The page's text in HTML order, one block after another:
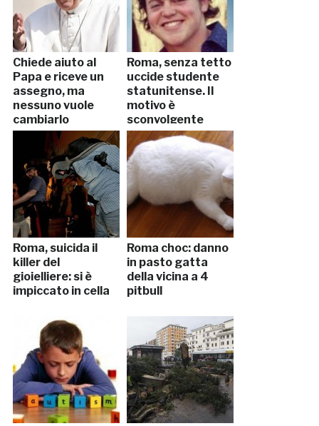
Chiede aiuto al
Papa e riceve un
assegno, ma
nessuno vuole
cambiarlo
Roma, senza tetto
uccide studente
statunitense. Il
motivo è
sconvolgente
Roma, suicida il
killer del
gioielliere: si è
impiccato in cella
Roma choc: danno
in pasto gatta
della vicina a 4
pitbull